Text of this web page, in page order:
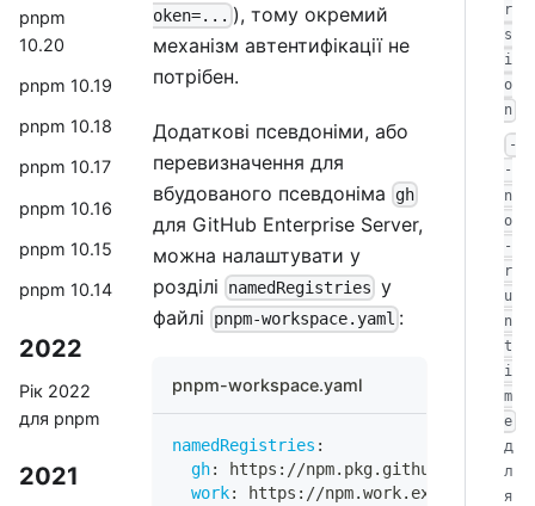
pnpm
10.20
pnpm 10.19
pnpm 10.18
pnpm 10.17
pnpm 10.16
pnpm 10.15
pnpm 10.14
2022
Рік 2022
для pnpm
2021
oken=... ), тому окремий
механізм автентифікації не
потрібен.
Додаткові псевдоніми, або
перевизначення для
вбудованого псевдоніма
gh
для GitHub Enterprise Server,
можна налаштувати у
розділі
namedRegistries у
файлі
pnpm-workspace.yaml :
pnpm-workspace.yaml
namedRegistries :
gh: https : //
work: https : //npm.work.example.com/
r
s
i
o
n
-
-
n
o
-
r
u
n
t
i
m
e
д
л
я